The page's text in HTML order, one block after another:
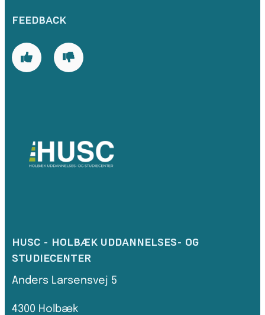
FEEDBACK
HUSC - HOLBÆK UDDANNELSES- OG
STUDIECENTER
Anders Larsensvej 5
4300 Holbæk